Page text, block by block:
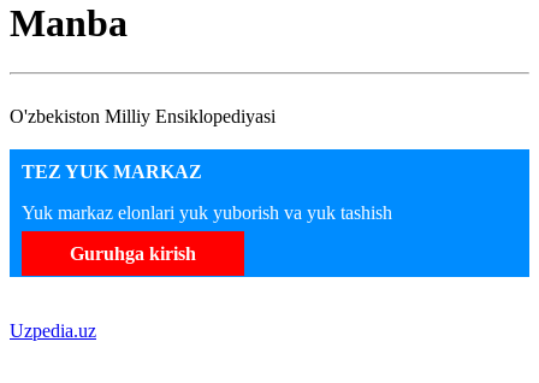
Manba
O'zbekiston Milliy Ensiklopediyasi
TEZ YUK MARKAZ
Yuk markaz elonlari yuk yuborish va yuk tashish
Guruhga kirish
Uzpedia.uz